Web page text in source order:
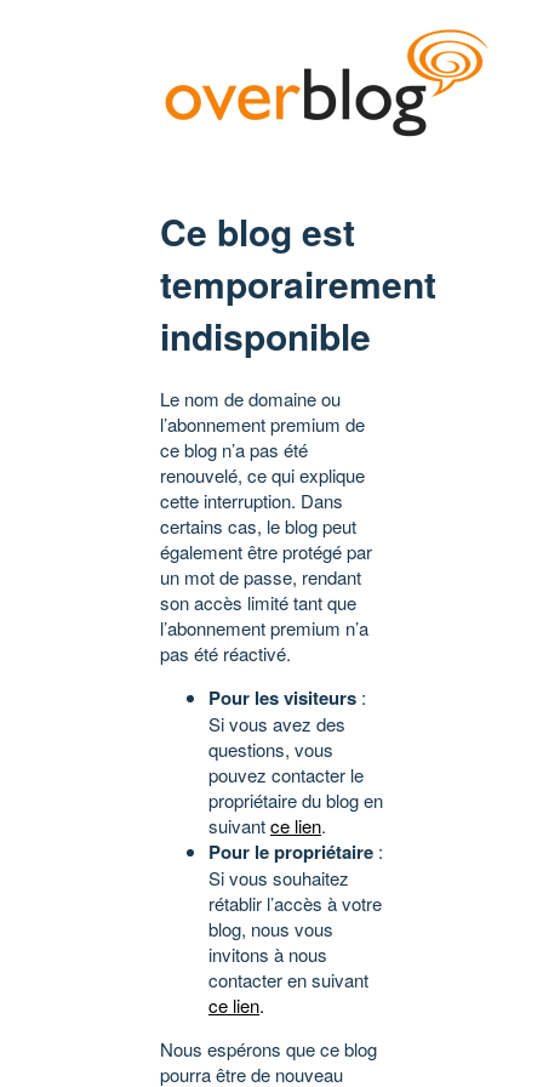
Ce blog est
temporairement
indisponible
Le nom de domaine ou
l’abonnement premium de
ce blog n’a pas été
renouvelé, ce qui explique
cette interruption. Dans
certains cas, le blog peut
également être protégé par
un mot de passe, rendant
son accès limité tant que
l’abonnement premium n’a
pas été réactivé.
Pour les visiteurs :
Si vous avez des
questions, vous
pouvez contacter le
propriétaire du blog en
suivantce lien.
Pour le propriétaire :
Si vous souhaitez
rétablir l’accès à votre
blog, nous vous
invitons à nous
contacter en suivant
ce lien.
Nous espérons que ce blog
pourra être de nouveau